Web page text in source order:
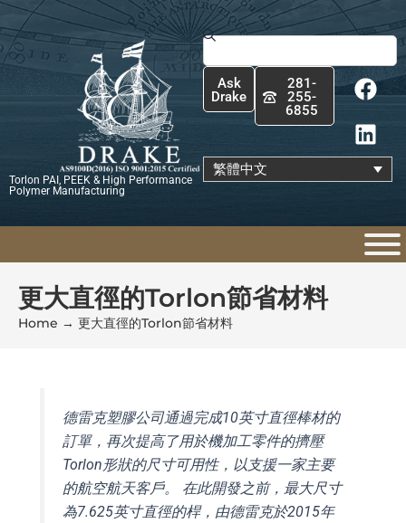
跳
至
主
Torlon PAI, PEEK & High Performance
Polymer Manufacturing
搜
尋
Ask
Drake
281-
255-
6855
F
a
c
e
b
o
k
L
i
n
k
e
d
n
繁體中文
更大直徑的Torlon節省材料
Home → 更大直徑的Torlon節省材料
德雷克塑膠公司通過完成10英寸直徑棒材的
訂單，再次提高了用於機加工零件的擠壓
Torlon形狀的尺寸可用性，以支援一家主要
的航空航天客戶。 在此開發之前，最大尺寸
為7.625英寸直徑的桿，由德雷克於2015年